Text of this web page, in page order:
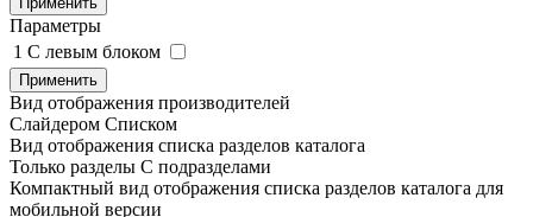
Параметры
1 C левым блоком
Применить
Вид отображения производителей
Слайдером Списком
Вид отображения списка разделов каталога
Только разделы С подразделами
Компактный вид отображения списка разделов каталога для
мобильной версии